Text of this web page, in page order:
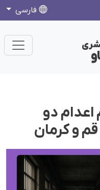
فارسی
اعدام دو
و کرمان